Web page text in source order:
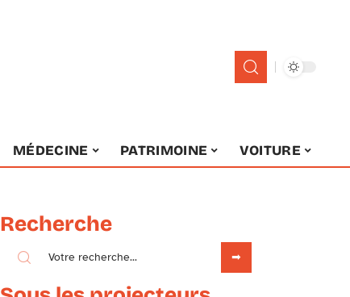
MÉDECINE PATRIMOINE VOITURE
Recherche